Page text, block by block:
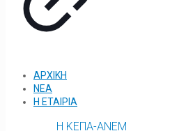
ΑΡΧΙΚΗ
ΝΕΑ
Η ΕΤΑΙΡΙΑ
Η ΚΕΠΑ-ΑΝΕΜ